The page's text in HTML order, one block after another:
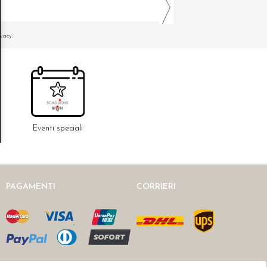
Eventi speciali
PAGAMENTI CORRIERI